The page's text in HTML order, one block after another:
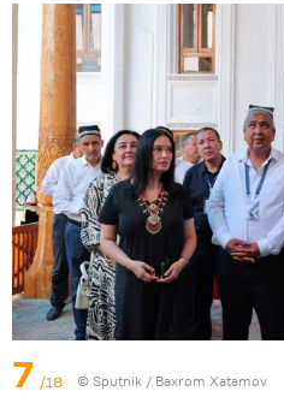
7 /18 © Sputnik / Baxrom Xatamov